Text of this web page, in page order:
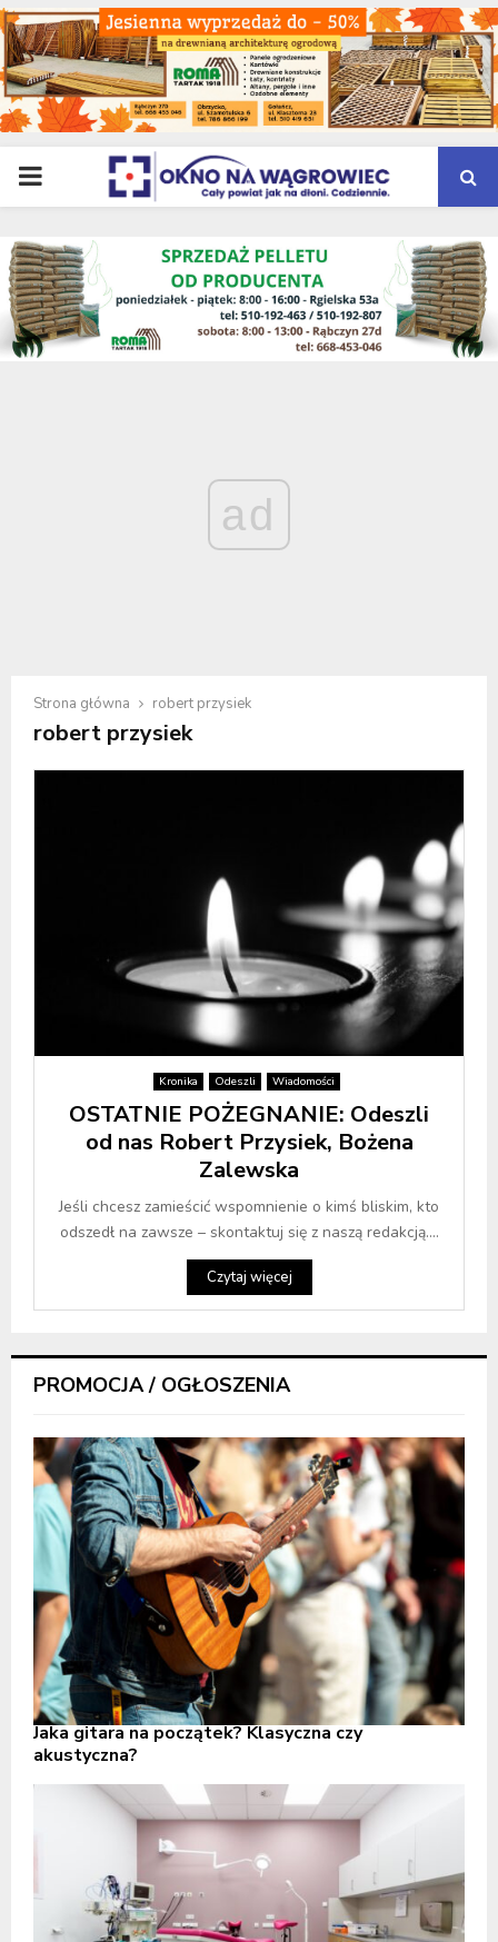
PRIMARY
MENU
ad
Strona główna robert przysiek
robert przysiek
Kronika Odeszli Wiadomości
OSTATNIE POŻEGNANIE: Odeszli
od nas Robert Przysiek, Bożena
Zalewska
Jeśli chcesz zamieścić wspomnienie o kimś bliskim, kto
odszedł na zawsze – skontaktuj się z naszą redakcją....
Czytaj więcej
PROMOCJA / OGŁOSZENIA
Jaka gitara na początek? Klasyczna czy
akustyczna?